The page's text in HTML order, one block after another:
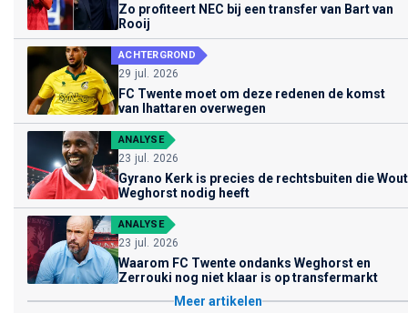
Zo profiteert NEC bij een transfer van Bart van
Rooij
ACHTERGROND
29 jul. 2026
FC Twente moet om deze redenen de komst
van Ihattaren overwegen
ANALYSE
23 jul. 2026
Gyrano Kerk is precies de rechtsbuiten die Wout
Weghorst nodig heeft
ANALYSE
23 jul. 2026
Waarom FC Twente ondanks Weghorst en
Zerrouki nog niet klaar is op transfermarkt
Meer artikelen